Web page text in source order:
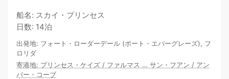
船名: スカイ・プリンセス
日数: 14泊
出発地: フォート・ローダーデール (ポート・エバーグレーズ), フ
ロリダ
寄港地: プリンセス・ケイズ / ファルマス … サン・フアン / アン
バー・コーブ